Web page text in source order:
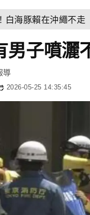
白海豚賴在沖繩不
男子噴灑
導
2026-05-25 14:35:45